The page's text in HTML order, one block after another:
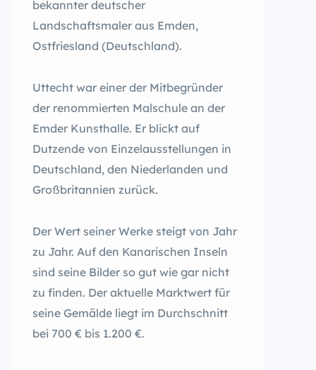
bekannter deutscher
Landschaftsmaler aus Emden,
Ostfriesland (Deutschland).
Uttecht war einer der Mitbegründer
der renommierten Malschule an der
Emder Kunsthalle. Er blickt auf
Dutzende von Einzelausstellungen in
Deutschland, den Niederlanden und
Großbritannien zurück.
Der Wert seiner Werke steigt von Jahr
zu Jahr. Auf den Kanarischen Inseln
sind seine Bilder so gut wie gar nicht
zu finden. Der aktuelle Marktwert für
seine Gemälde liegt im Durchschnitt
bei 700 € bis 1.200 €.